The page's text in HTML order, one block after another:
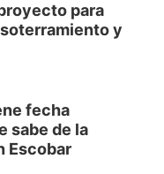
para
y
fecha
sabe de la
Escobar